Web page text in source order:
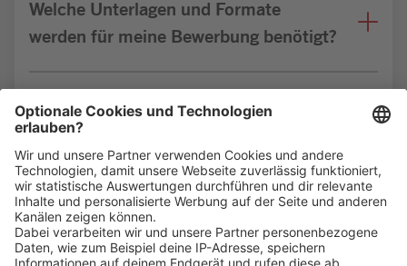
Welche Unterlagen und Formate
werden für meine Bewerbung benötigt?
Bin ich für die Stelle geeignet?